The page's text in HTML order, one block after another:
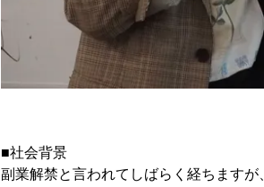
■社会背景
副業解禁と言われてしばらく経ちます